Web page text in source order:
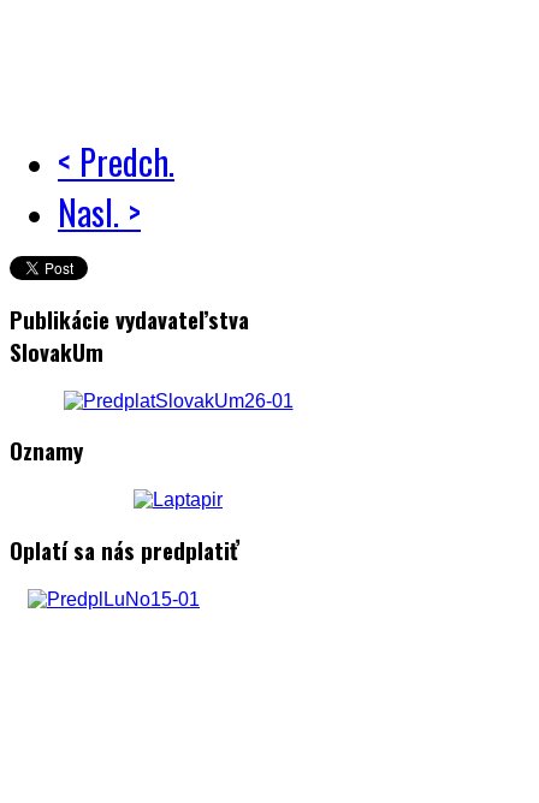
< Predch.
Nasl. >
Publikácie vydavateľstva
SlovakUm
Oznamy
Oplatí sa nás predplatiť